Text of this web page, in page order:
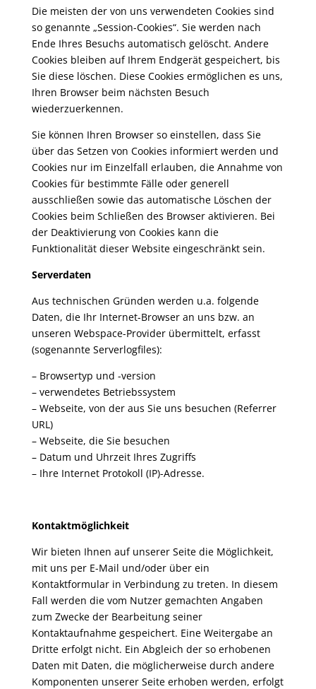
Die meisten der von uns verwendeten Cookies sind
so genannte „Session-Cookies“. Sie werden nach
Ende Ihres Besuchs automatisch gelöscht. Andere
Cookies bleiben auf Ihrem Endgerät gespeichert, bis
Sie diese löschen. Diese Cookies ermöglichen es uns,
Ihren Browser beim nächsten Besuch
wiederzuerkennen.
Sie können Ihren Browser so einstellen, dass Sie
über das Setzen von Cookies informiert werden und
Cookies nur im Einzelfall erlauben, die Annahme von
Cookies für bestimmte Fälle oder generell
ausschließen sowie das automatische Löschen der
Cookies beim Schließen des Browser aktivieren. Bei
der Deaktivierung von Cookies kann die
Funktionalität dieser Website eingeschränkt sein.
Serverdaten
Aus technischen Gründen werden u.a. folgende
Daten, die Ihr Internet-Browser an uns bzw. an
unseren Webspace-Provider übermittelt, erfasst
(sogenannte Serverlogfiles):
– Browsertyp und -version
– verwendetes Betriebssystem
– Webseite, von der aus Sie uns besuchen (Referrer
URL)
– Webseite, die Sie besuchen
– Datum und Uhrzeit Ihres Zugriffs
– Ihre Internet Protokoll (IP)-Adresse.
Kontaktmöglichkeit
Wir bieten Ihnen auf unserer Seite die Möglichkeit,
mit uns per E-Mail und/oder über ein
Kontaktformular in Verbindung zu treten. In diesem
Fall werden die vom Nutzer gemachten Angaben
zum Zwecke der Bearbeitung seiner
Kontaktaufnahme gespeichert. Eine Weitergabe an
Dritte erfolgt nicht. Ein Abgleich der so erhobenen
Daten mit Daten, die möglicherweise durch andere
Komponenten unserer Seite erhoben werden, erfolgt